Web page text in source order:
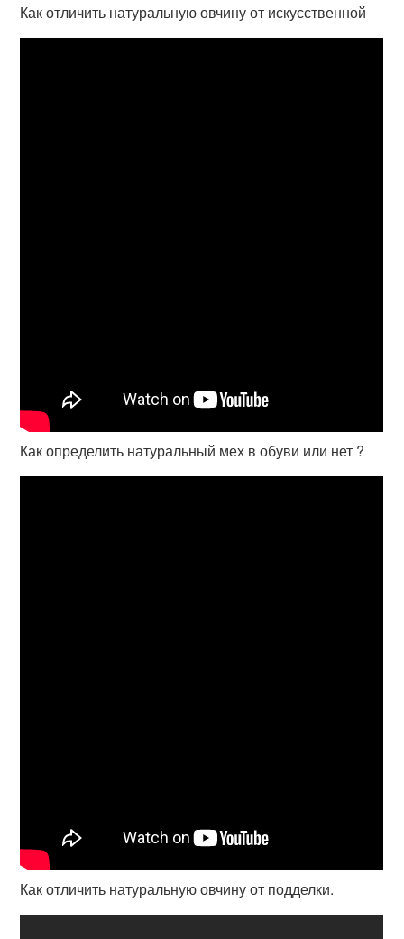
Как отличить натуральную овчину от искусственной
Как определить натуральный мех в обуви или нет ?
Как отличить натуральную овчину от подделки.